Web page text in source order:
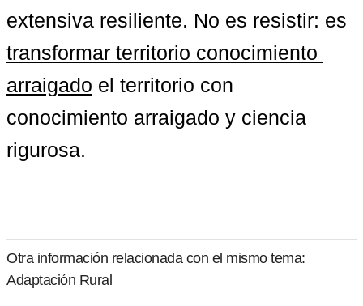
transformar territorio conocimiento
arraigado el territorio con
conocimiento arraigado y ciencia
rigurosa.
Otra información relacionada con el mismo tema:
Adaptación Rural